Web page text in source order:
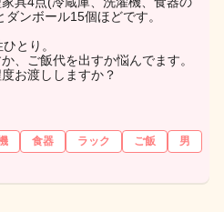
ンボール15個ほどです。
とり。
、ご飯代を出すか悩んでます。
お渡ししますか？
食器 ラック ご飯
男